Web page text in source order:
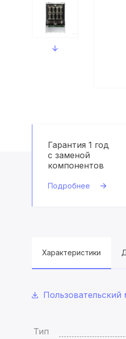
Гарантия 1 год
с заменой
компонентов
Подробнее
Характеристики
Пользовательский
Тип